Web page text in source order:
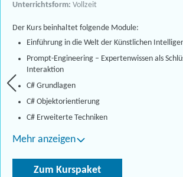
Unterrichtsform: Vollzeit
Der Kurs beinhaltet folgende Module:
Einführung in die Welt der Künstlichen
Prompt-Engineering – Expertenwissen als
Interaktion
C# Grundlagen
C# Objektorientierung
C# Erweiterte Techniken
Mehr anzeigen
Zum Kurspaket